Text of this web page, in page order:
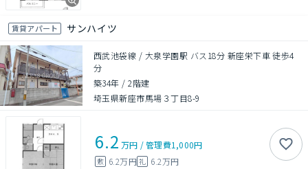
賃貸アパート サンハイツ
西武池袋線 / 大泉学園駅 バス18分 新座栄下車 徒歩4
分
築34年 /2階建
埼玉県新座市馬場３丁目8-9
6.2 万円 /管理費1,000円
敷 6.2万円礼 6.2万円